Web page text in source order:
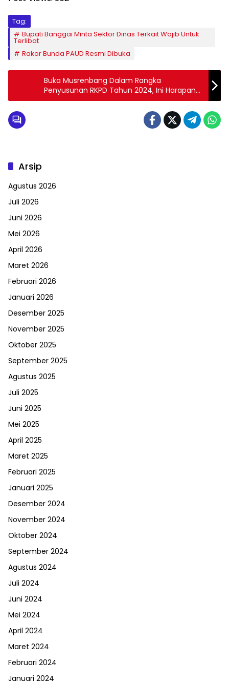
Tag:
Bupati Banggai Minta Sektor Dinas Terkait Wajib Untuk
Terlibat
Rakor Bunda PAUD Resmi Dibuka
Buka Musrenbang Dalam Rangka
Penyusunan RKPD Tahun 2024, Ini Harapan
Wabup Morut
Arsip
Agustus 2026
Juli 2026
Juni 2026
Mei 2026
April 2026
Maret 2026
Februari 2026
Januari 2026
Desember 2025
November 2025
Oktober 2025
September 2025
Agustus 2025
Juli 2025
Juni 2025
Mei 2025
April 2025
Maret 2025
Februari 2025
Januari 2025
Desember 2024
November 2024
Oktober 2024
September 2024
Agustus 2024
Juli 2024
Juni 2024
Mei 2024
April 2024
Maret 2024
Februari 2024
Januari 2024